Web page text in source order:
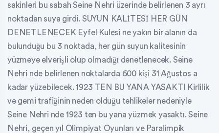
sakinleri bu sabah Seine Nehri üzerinde belirlenen 3 ayrı
noktadan suya girdi. SUYUN KALİTESİ HER GÜN
DENETLENECEK Eyfel Kulesi ne yakın bir alanın da
bulunduğu bu 3 noktada, her gün suyun kalitesinin
yüzmeye elverişli olup olmadığı denetlenecek. Seine
Nehri nde belirlenen noktalarda 600 kişi 31 Ağustos a
kadar yüzebilecek. 1923 TEN BU YANA YASAKTI Kirlilik
ve gemi trafiğinin neden olduğu tehlikeler nedeniyle
Seine Nehri nde 1923 ten bu yana yüzmek yasaktı. Seine
Nehri, geçen yıl Olimpiyat Oyunları ve Paralimpik